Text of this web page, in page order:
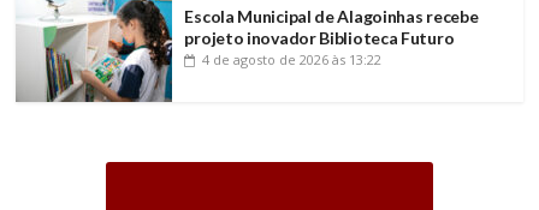
Escola Municipal de Alagoinhas recebe
projeto inovador Biblioteca Futuro
4 de agosto de 2026 às 13:22